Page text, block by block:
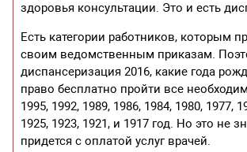
здоровья консультации. Это и есть
Есть категории работников, которым
своим ведомственным приказам.
диспансеризация 2016, какие года
право бесплатно пройти все
1995, 1992, 1989, 1986, 1984, 1980, 1977,
1925, 1923, 1921, и 1917 год. Но это не
придется с оплатой услуг врачей.